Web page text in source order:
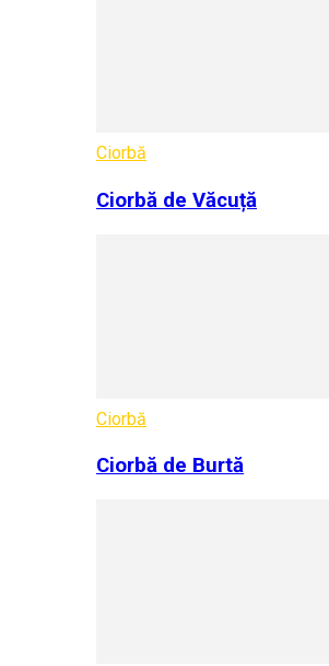
Ciorbă
Ciorbă de Văcuță
Ciorbă
Ciorbă de Burtă